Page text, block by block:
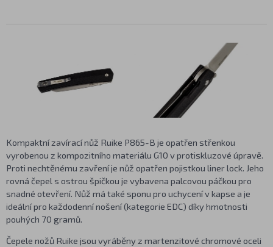
Kompaktní zavírací nůž Ruike P865-B je opatřen střenkou
vyrobenou z kompozitního materiálu G10 v protiskluzové úpravě.
Proti nechtěnému zavření je nůž opatřen pojistkou liner lock. Jeho
rovná čepel s ostrou špičkou je vybavena palcovou páčkou pro
snadné otevření. Nůž má také sponu pro uchycení v kapse a je
ideální pro každodenní nošení (kategorie EDC) díky hmotnosti
pouhých 70 gramů.
Čepele nožů Ruike jsou vyráběny z martenzitové chromové oceli